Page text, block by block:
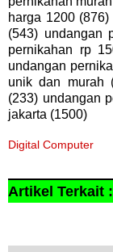
harga 1200
(543) undangan
pernikahan rp
undangan
unik dan murah
(233) undangan
jakarta (1500)
Digital Computer
Artikel Terkait :